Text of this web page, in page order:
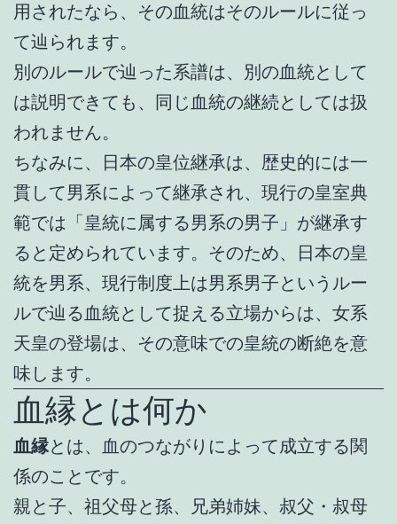
用されたなら、その血統はそのルールに従っ
て辿られます。
別のルールで辿った系譜は、別の血統として
は説明できても、同じ血統の継続としては扱
われません。
ちなみに、日本の皇位継承は、歴史的には一
貫して男系によって継承され、現行の皇室典
範では「皇統に属する男系の男子」が継承す
ると定められています。そのため、日本の皇
統を男系、現行制度上は男系男子というルー
ルで辿る血統として捉える立場からは、女系
天皇の登場は、その意味での皇統の断絶を意
味します。
血縁とは何か
血縁とは、血のつながりによって成立する関
係のことです。
親と子、祖父母と孫、兄弟姉妹、叔父・叔母